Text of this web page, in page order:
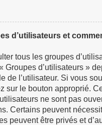
d’utilisateurs et
tous les groupes
Groupes d’utilisateurs »
de l’utilisateur. Si vous
sur le bouton approprié.
ne sont pas
Certains peuvent
peuvent être privés et